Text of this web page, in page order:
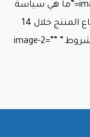
طلبك.” image-1=”” headline-2=”h2″ question-2=”ما هي سياسة
الإرجاع على ريك راك؟” answer-2=”يمكنك إرجاع المنتج خلال 14
يومًا من تاريخ التسليم مع الالتزام ببعض الشروط.” image-2=””